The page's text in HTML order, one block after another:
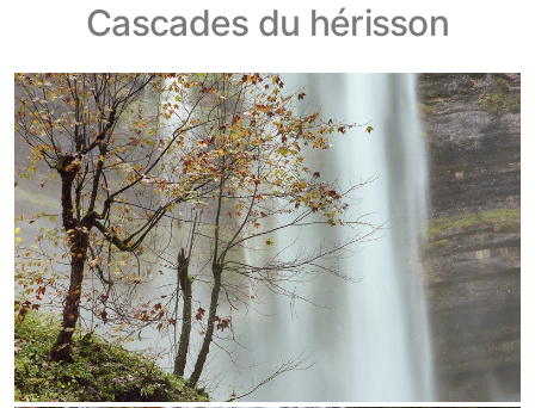
Cascades du hérisson